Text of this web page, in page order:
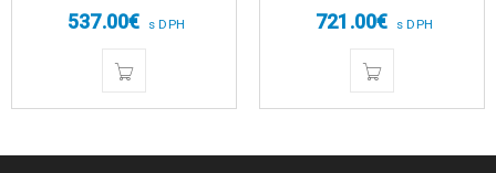
537.00€ s DPH 721.00€ s DPH